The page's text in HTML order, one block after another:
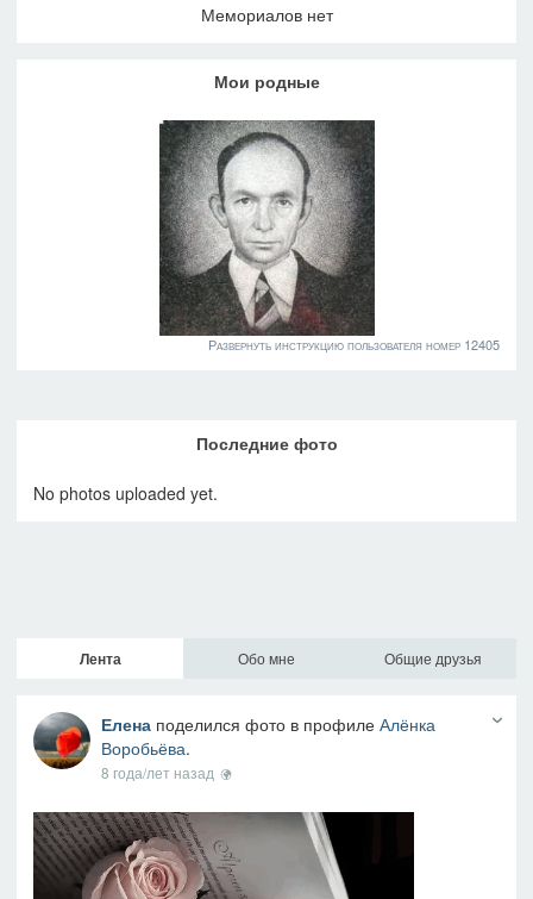
Мемориалов нет
Мои родные
Развернуть инструкцию пользователя номер 12405
Последние фото
No photos uploaded yet.
Лента Обо мне Общие друзья
Еленаподелился фото в профиле Алёнка
Воробьёва.
8 года/лет назад